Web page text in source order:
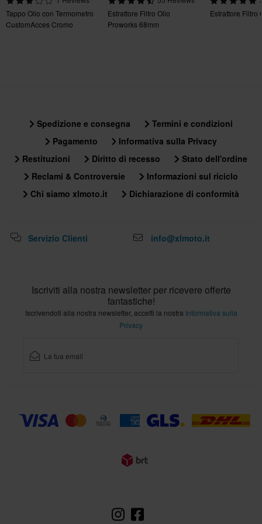
Confezione da 3 pezzi!
Politica di reso di 60 giorni*
Tappo Olio con Termometro
CustomAcces Cromo
Estrattore Filtro Olio
Proworks 68mm
Estrattore Filtro
Spedizione e consegna
Termini e condizioni
Pagamento
Informativa sulla Privacy
Restituzioni
Diritto di recesso
Stato dell'ordine
Reclami & Controversie
Informazioni sul riciclo
Chi siamo xlmoto.it
Dichiarazione di conformità
Servizio Clienti info@xlmoto.it
Iscriviti alla nostra newsletter per ricevere offerte
fantastiche!
Iscrivendoti alla nostra newsletter, accetti la nostra Informativa sulla
Privacy